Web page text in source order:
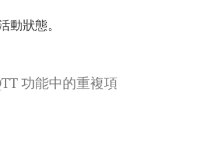
狀態。
功能中的重複項